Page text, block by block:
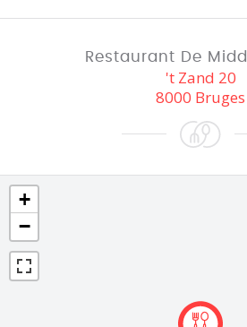
Restaurant De
't Zand 20
8000 Bruges
+
−